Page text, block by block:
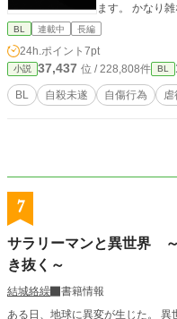
ます。 か
BL 連載中 長編
24h.ポイント 7pt
小説 37,437 位 / 228,808件 BL
BL 自殺未遂 自傷行為 虐
7
サラリーマンと異世界
き抜く～
結城絡繰
書籍情報
ある日、地球に異変が生じた。